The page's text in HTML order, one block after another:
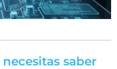
saber